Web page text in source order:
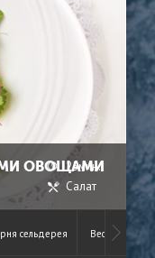
ОВОЩАМИ
25мин.
Салат
сельдерея Весенний